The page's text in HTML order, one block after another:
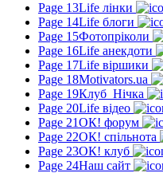
Page 13Life лінки
Page 14Life блоги
Page 15Фотопріколи
Page 16Life анекдоти
Page 17Life віршики
Page 18Motivators.ua
Page 19Клуб_Нічка
Page 20Life відео
Page 21ОК! форум
Page 22ОК! спільнота
Page 23ОК! клуб
Page 24Наш сайт